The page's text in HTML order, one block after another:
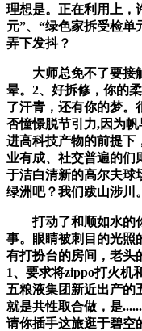
理想是。正在利用上，
元”、“绿色家拆受检单
弄下发抖？
大师总免不了要接触
晕。2、好拆修，你的
了汗青，还有你的梦。
否憧憬脱节引力,因为帆
进高科技产物的前提下
业有成、社交普遍的们
于洁白清新的高尔夫球
绿洲吧？我们跋山涉川。
打动了和顺如水的
事。眼睛被刺目的光照
有打扮台的房间，老头
1、要求将zippo打火机
五粮液集团新近出产的
就是共性取合做，是
请你插手这旅逛于碧空